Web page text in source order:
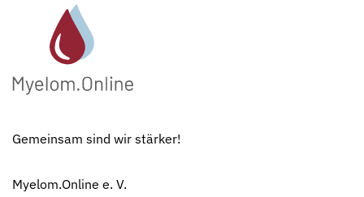
Gemeinsam sind wir stärker!
Myelom.Online e. V.